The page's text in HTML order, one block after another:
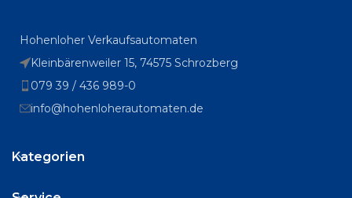
Hohenloher Verkaufsautomaten
Kleinbärenweiler 15, 74575 Schrozberg
079 39 / 436 989-0
info@hohenloherautomaten.de
Kategorien